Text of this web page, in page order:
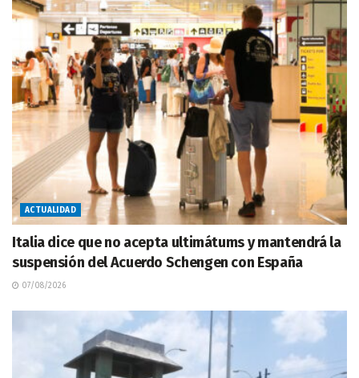
ACTUALIDAD
Italia dice que no acepta ultimátums y mantendrá la
suspensión del Acuerdo Schengen con España
07/08/2026